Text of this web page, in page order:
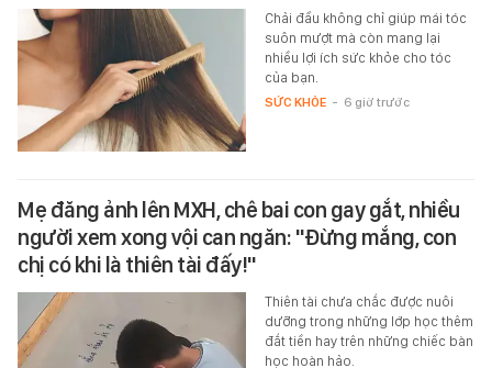
Chải đầu không chỉ giúp mái tóc
suôn mượt mà còn mang lại
nhiều lợi ích sức khỏe cho tóc
của bạn.
SỨC KHỎE - 6 giờ trước
Mẹ đăng ảnh lên MXH, chê bai con gay gắt, nhiều
người xem xong vội can ngăn: "Đừng mắng, con
chị có khi là thiên tài đấy!"
Thiên tài chưa chắc được nuôi
dưỡng trong những lớp học thêm
đắt tiền hay trên những chiếc bàn
học hoàn hảo.